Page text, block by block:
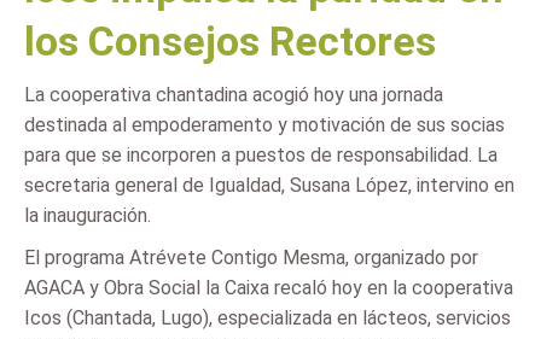
los Consejos Rectores
La cooperativa chantadina acogió hoy una jornada
destinada al empoderamento y motivación de sus socias
para que se incorporen a puestos de responsabilidad. La
secretaria general de Igualdad, Susana López, intervino en
la inauguración.
El programa Atrévete Contigo Mesma, organizado por
AGACA y Obra Social la Caixa recaló hoy en la cooperativa
Icos (Chantada, Lugo), especializada en lácteos, servicios